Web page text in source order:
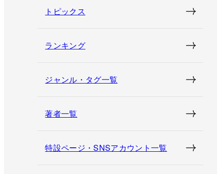
トピックス
ランキング
ジャンル・タグ一覧
著者一覧
特設ページ・SNSアカウント一覧